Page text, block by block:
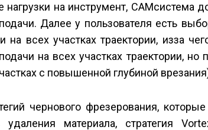
на инструмент, CAM­система
Далее у пользователя есть
всех участках траектории, из­за
на всех участках траектории, но
с повышенной глубиной
чернового фрезерования,
материала, стратегия